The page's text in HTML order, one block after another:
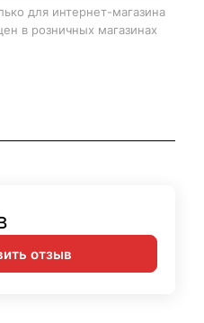
для интернет-магазина
в розничных магазинах
отзыв